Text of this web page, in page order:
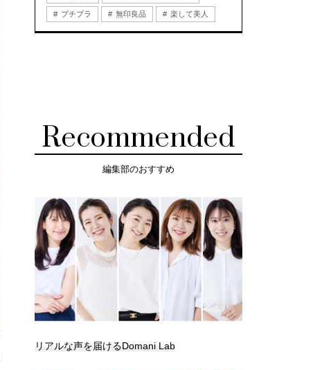
プチプラ 無印良品 楽して美人
Recommended
編集部のおすすめ
リアルな声を届けるDomani Lab